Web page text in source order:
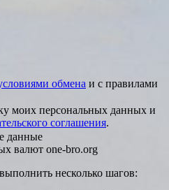
обмена и с правилами
моих персональных данных и
соглашения.
данные
валют one-bro.org
несколько шагов: